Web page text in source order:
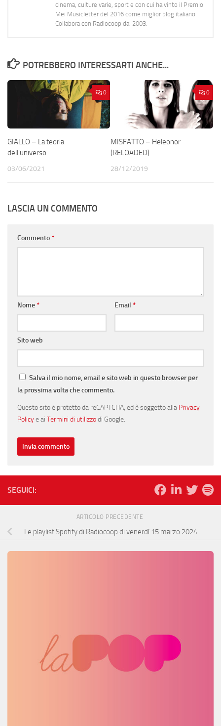
cinema, culture varie, sport e con cui ha vinto il Premio
Mei Musicletter del 2016 come miglior blog italiano.
Collabora con Radiocoop dal 2003.
POTREBBERO INTERESSARTI ANCHE...
0
GIALLO – La teoria
dell’universo
03/06/2021
0
MISFATTO – Heleonor
(RELOADED)
28/12/2019
LASCIA UN COMMENTO
Commento*
Nome* Email *
Sito web
Salva il mio nome, email e sito web in questo browser per
la prossima volta che commento.
Questo sito è protetto da reCAPTCHA, ed è soggetto alla Privacy
Policye ai Termini di utilizzodi Google.
SEGUICI:
ARTICOLO PRECEDENTE
Le playlist Spotify di Radiocoop di venerdì 15 marzo 2024